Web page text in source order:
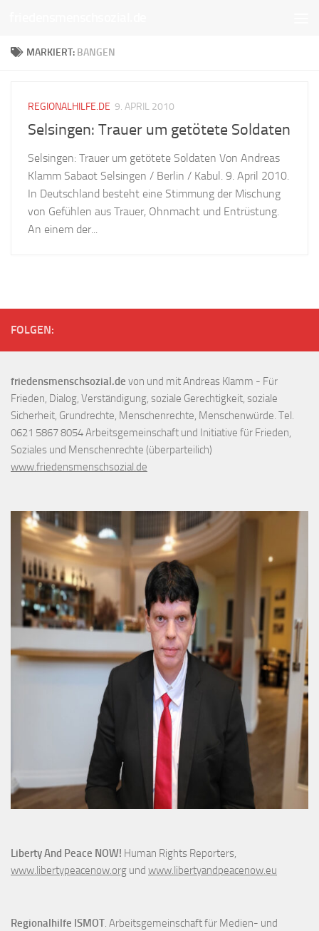
MARKIERT: BANGEN
REGIONALHILFE.DE 9. APRIL 2010
Selsingen: Trauer um getötete Soldaten
Selsingen: Trauer um getötete Soldaten Von Andreas
Klamm Sabaot Selsingen / Berlin / Kabul. 9. April 2010.
In Deutschland besteht eine Stimmung der Mischung
von Gefühlen aus Trauer, Ohnmacht und Entrüstung.
An einem der...
FOLGEN:
friedensmenschsozial.de von und mit Andreas Klamm - Für
Frieden, Dialog, Verständigung, soziale Gerechtigkeit, soziale
Sicherheit, Grundrechte, Menschenrechte, Menschenwürde. Tel.
0621 5867 8054 Arbeitsgemeinschaft und Initiative für Frieden,
Soziales und Menschenrechte (überparteilich)
www.friedensmenschsozial.de
Liberty And Peace NOW! Human Rights Reporters,
www.libertypeacenow.org und www.libertyandpeacenow.eu
Regionalhilfe ISMOT. Arbeitsgemeinschaft für Medien- und